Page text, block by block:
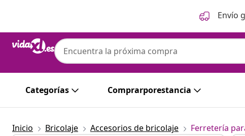
Envío
Categorías Comprarporestancia
Inicio Bricolaje Accesorios de bricolaje Ferretería